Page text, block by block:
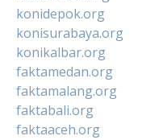
konidepok.org
konisurabaya.org
konikalbar.org
faktamedan.org
faktamalang.org
faktabali.org
faktaaceh.org